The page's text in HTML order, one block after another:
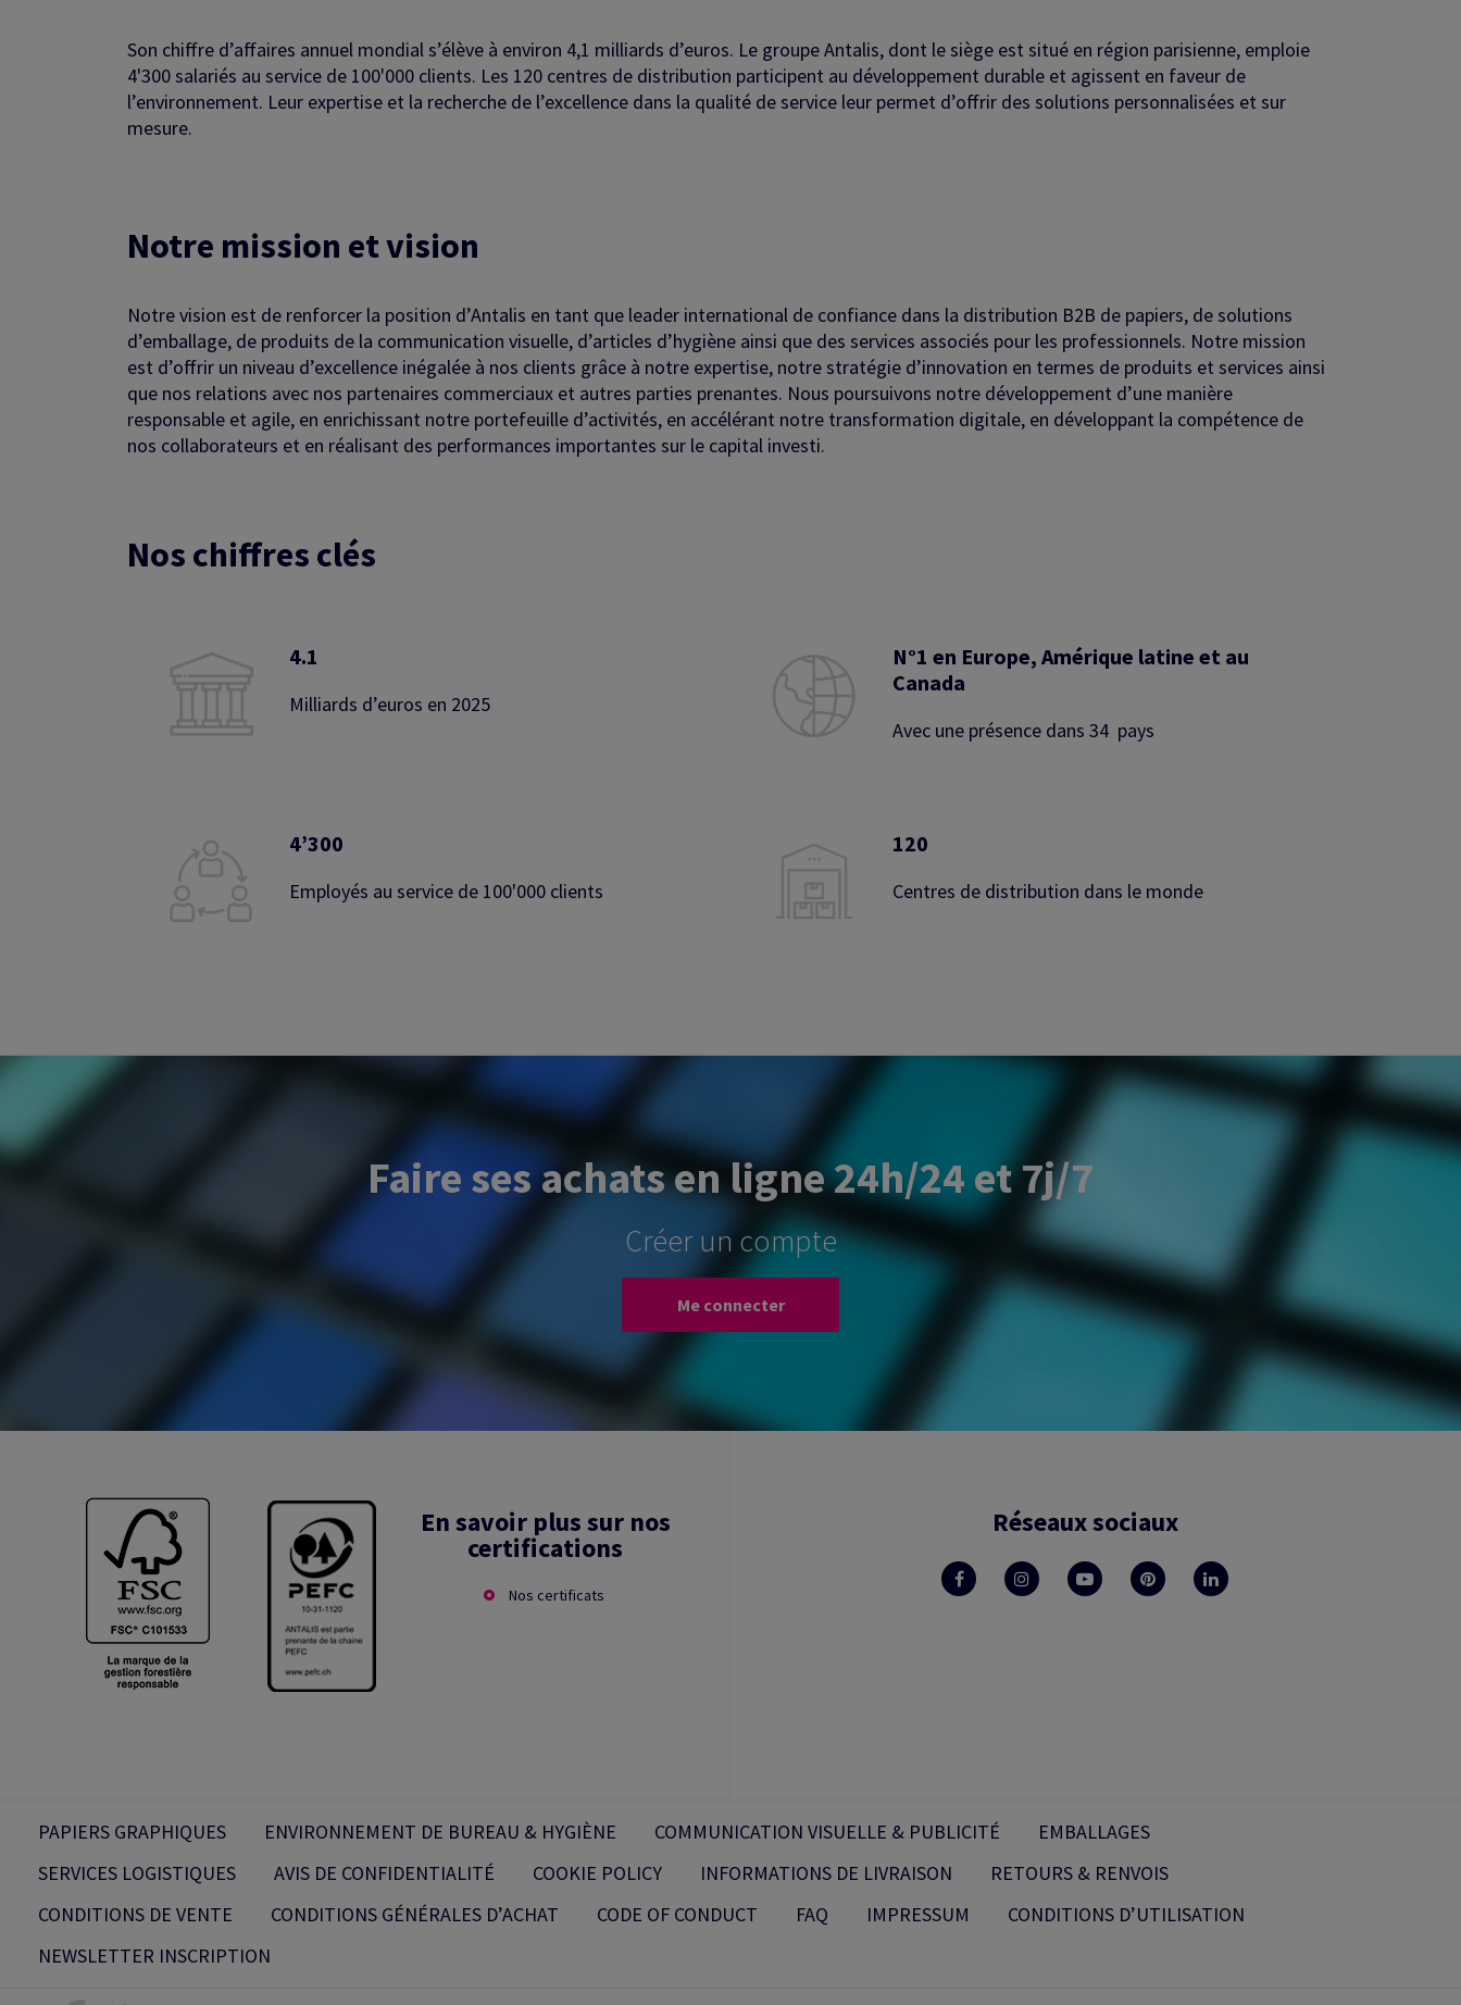
Son chiffre d’affaires annuel mondial s’élève à environ 4,1 milliards d’euros. Le groupe Antalis, dont le siège est situé en région parisienne, emploie
4'300 salariés au service de 100'000 clients. Les 120 centres de distribution participent au développement durable et agissent en faveur de
l’environnement. Leur expertise et la recherche de l’excellence dans la qualité de service leur permet d’offrir des solutions personnalisées et sur
mesure.
Notre mission et vision
Notre vision est de renforcer la position d’Antalis en tant que leader international de confiance dans la distribution B2B de papiers, de solutions
d’emballage, de produits de la communication visuelle, d’articles d’hygiène ainsi que des services associés pour les professionnels. Notre mission
est d’offrir un niveau d’excellence inégalée à nos clients grâce à notre expertise, notre stratégie d’innovation en termes de produits et services ainsi
que nos relations avec nos partenaires commerciaux et autres parties prenantes. Nous poursuivons notre développement d’une manière
responsable et agile, en enrichissant notre portefeuille d’activités, en accélérant notre transformation digitale, en développant la compétence de
nos collaborateurs et en réalisant des performances importantes sur le capital investi.
Nos chiffres clés
4.1
Milliards d’euros en 2025
N°1 en Europe, Amérique latine et au
Canada
Avec une présence dans 34 pays
4’300
Employés au service de 100'000 clients
120
Centres de distribution dans le monde
Faire ses achats en ligne 24h/24 et 7j/7
Créer un compte
Me connecter
En savoir plus sur nos
certifications
Nos certificats
Réseaux sociaux
PAPIERS GRAPHIQUES ENVIRONNEMENT DE BUREAU & HYGIÈNE COMMUNICATION VISUELLE & PUBLICITÉ
EMBALLAGES
SERVICES LOGISTIQUES
AVIS DE CONFIDENTIALITÉ COOKIE POLICY INFORMATIONS DE LIVRAISON
RETOURS & RENVOIS
CONDITIONS DE VENTE
CONDITIONS GÉNÉRALES D’ACHAT CODE OF CONDUCT FAQ IMPRESSUM
CONDITIONS D’UTILISATION
NEWSLETTER INSCRIPTION